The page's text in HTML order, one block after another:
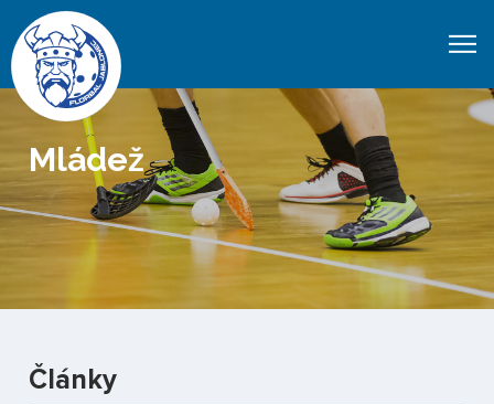
Mládež
Články